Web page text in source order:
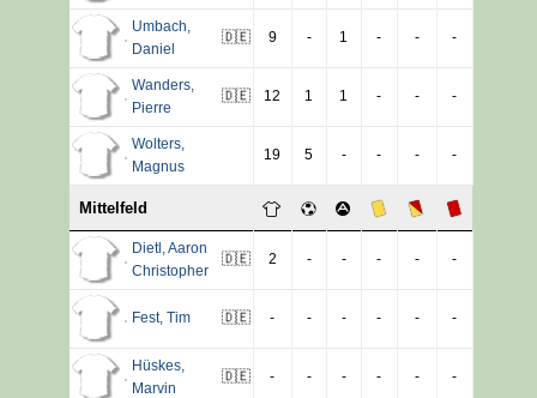
Umbach
Daniel
🇩🇪 9 - 1 - - -
Wanders,
Pierre
🇩🇪 12 1 1 - - -
Wolters,
Magnus
19 5 - - - -
Mittelfeld
Dietl Aaron
Christopher
🇩🇪 2 - - - - -
Fest, Tim 🇩🇪 - - - - - -
Hüskes,
Marvin
🇩🇪 - - - - - -